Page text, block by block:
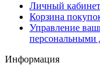
Личный кабинет
Корзина
Управление
персональными
Информация